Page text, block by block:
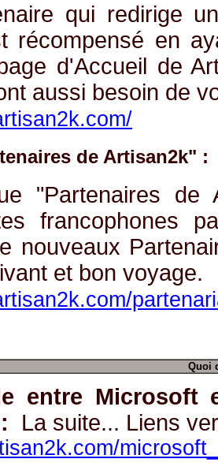
qui redirige
récompensé en
d'Accueil de
aussi besoin de
de Artisan2k" :
"Partenaires de
francophones
nouveaux
et bon voyage.
Quoi
entre Microsoft
La suite... Liens